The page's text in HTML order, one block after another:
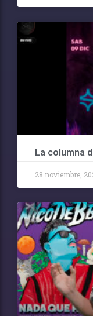
La columna
28 noviembre,